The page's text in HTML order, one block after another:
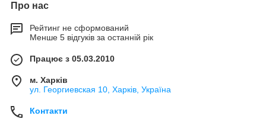
Про нас
Рейтинг не сформований
Менше 5 відгуків за останній рік
Працює з 05.03.2010
м. Харків
ул. Георгиевская 10, Харків, Україна
Контакти